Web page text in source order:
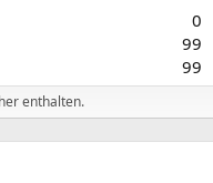
0
99
99
enthalten.